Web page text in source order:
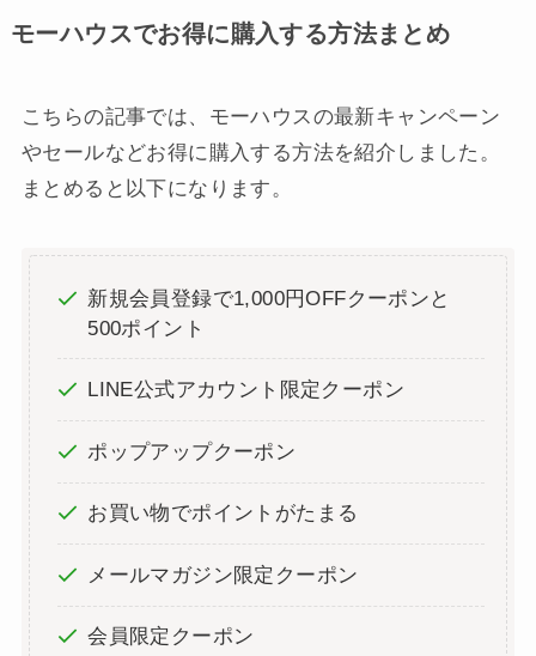
モーハウスでお得に購入する方法まとめ
こちらの記事では、モーハウスの最新キャンペーン
やセールなどお得に購入する方法を紹介しました。
まとめると以下になります。
新規会員登録で1,000円OFFクーポンと
500ポイント
LINE公式アカウント限定クーポン
ポップアップクーポン
お買い物でポイントがたまる
メールマガジン限定クーポン
会員限定クーポン